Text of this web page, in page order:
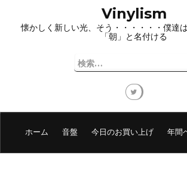
プ
Vinylism
懐かしく新しい光、そう・・・・・・僕達
「朝」と名付ける
検
索:
ホーム 音盤 今日のお買い上げ 年間